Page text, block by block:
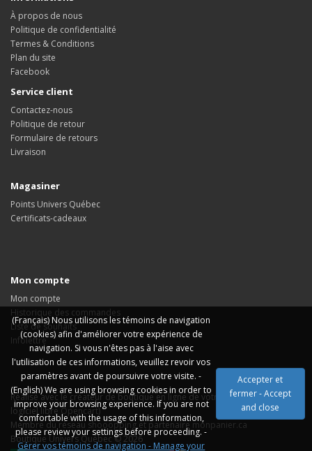
(Français) Nous utilisons les témoins de navigation
(cookies) afin d'améliorer votre expérience de
navigation. Si vous n'êtes pas à l'aise avec
l'utilisation de ces informations, veuillez revoir vos
paramètres avant de poursuivre votre visite. -
(English) We are using browsing cookies in order to
improve your browsing experience. If you are not
comfortable with the usage of this information,
please review your settings before proceeding. -
Gérer vos témoins de navigation - Manage your
Accepter et
fermer - Accept
and close
À propos de nous
Politique de confidentialité
Termes & Conditions
Plan du site
Facebook
Service client
Contactez-nous
Politique de retour
Formulaire de retours
Livraison
Magasiner
Points Univers Québec
Certificats-cadeaux
Mon compte
Mon compte
Historique des commandes
Liste de souhaits
Infolettre
Réalisé avec le créateur de boutique en ligne de votresite.ca(basée sur le
logiciel libre Opencart)
Membre du réseau shoooppinget partenaire monpanier.ca
Boutique Univers Québec © 2026